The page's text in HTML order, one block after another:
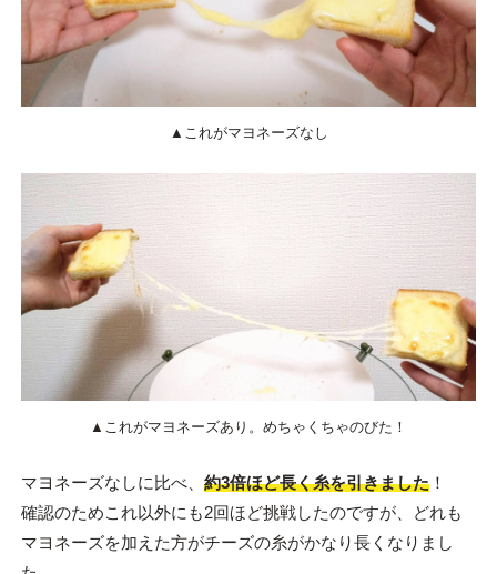
▲これがマヨネーズなし
▲これがマヨネーズあり。めちゃくちゃのびた！
マヨネーズなしに比べ、 約3倍ほど長く糸を引きました！
確認のためこれ以外にも2回ほど挑戦したのですが、どれも
マヨネーズを加えた方がチーズの糸がかなり長くなりまし